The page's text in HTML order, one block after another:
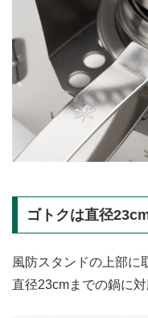
ゴトクは直径
風防スタンドの上部に
直径23cmまでの鍋に対